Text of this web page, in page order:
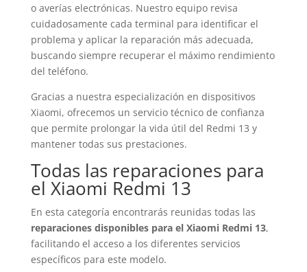
o averías electrónicas. Nuestro equipo revisa
cuidadosamente cada terminal para identificar el
problema y aplicar la reparación más adecuada,
buscando siempre recuperar el máximo rendimiento
del teléfono.
Gracias a nuestra especialización en dispositivos
Xiaomi, ofrecemos un servicio técnico de confianza
que permite prolongar la vida útil del Redmi 13 y
mantener todas sus prestaciones.
Todas las reparaciones para
el Xiaomi Redmi 13
En esta categoría encontrarás reunidas todas las
reparaciones disponibles para el Xiaomi Redmi 13,
facilitando el acceso a los diferentes servicios
específicos para este modelo.